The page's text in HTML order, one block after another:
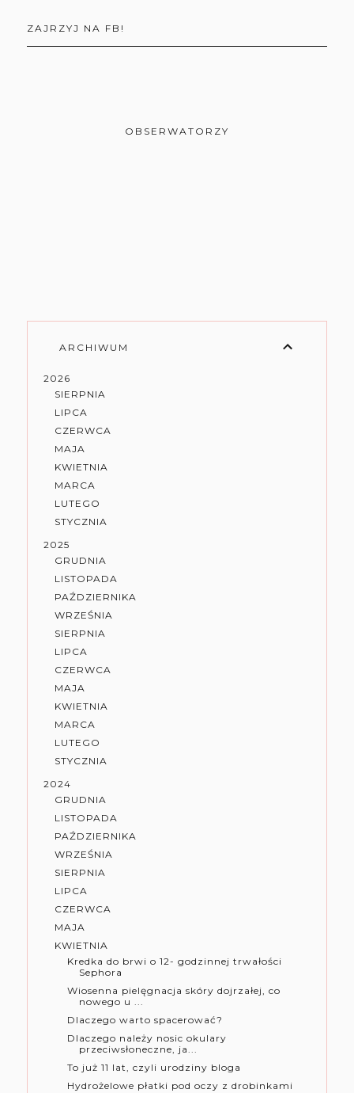
ZAJRZYJ NA FB!
OBSERWATORZY
ARCHIWUM
2026
SIERPNIA
LIPCA
CZERWCA
MAJA
KWIETNIA
MARCA
LUTEGO
STYCZNIA
2025
GRUDNIA
LISTOPADA
PAŹDZIERNIKA
WRZEŚNIA
SIERPNIA
LIPCA
CZERWCA
MAJA
KWIETNIA
MARCA
LUTEGO
STYCZNIA
2024
GRUDNIA
LISTOPADA
PAŹDZIERNIKA
WRZEŚNIA
SIERPNIA
LIPCA
CZERWCA
MAJA
KWIETNIA
Kredka do brwi o 12- godzinnej trwałości
Sephora
Wiosenna pielęgnacja skóry dojrzałej, co
nowego u ...
Dlaczego warto spacerować?
Dlaczego należy nosic okulary
przeciwsłoneczne, ja...
To już 11 lat, czyli urodziny bloga
Hydrożelowe płatki pod oczy z drobinkami